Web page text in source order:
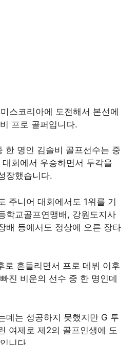
스코리아에 도전해서 본선에
프로 골퍼입니다.
한 명인 김솔비 골프선수는 중
대회에서 우승하면서 두각을
장했습니다.
주니어 대회에서도 1위를 기
학교골프연맹배, 강원도지사
배 등에서도 정상에 오른 장타
로 흔들리면서 프로 데뷔 이후
진 비운의 선수 중 한 명인데
데는 성공하지 못했지만 G 투
여제로 제2의 골프인생에 도
니다.